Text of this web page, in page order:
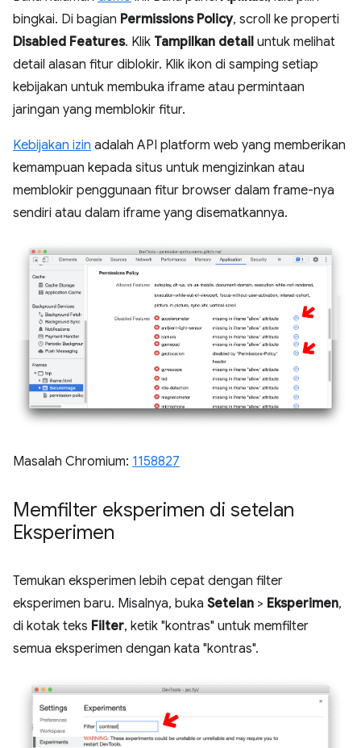
bingkai. Di bagian Permissions Policy, scroll ke properti
Disabled Features. Klik Tampilkan detail untuk melihat
detail alasan fitur diblokir. Klik ikon di samping setiap
kebijakan untuk membuka iframe atau permintaan
jaringan yang memblokir fitur.
Kebijakan izin adalah API platform web yang memberikan
kemampuan kepada situs untuk mengizinkan atau
memblokir penggunaan fitur browser dalam frame-nya
sendiri atau dalam iframe yang disematkannya.
Masalah Chromium: 1158827
Memfilter eksperimen di setelan
Eksperimen
Temukan eksperimen lebih cepat dengan filter
eksperimen baru. Misalnya, buka Setelan > Eksperimen,
di kotak teks Filter, ketik "kontras" untuk memfilter
semua eksperimen dengan kata "kontras".